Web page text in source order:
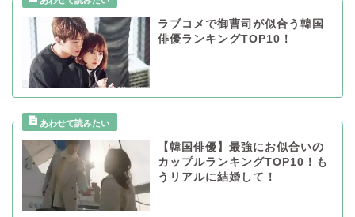
ラブコメで御曹司が似合う韓国
俳優ランキングTOP10！
【韓国俳優】最強にお似合いの
カップルランキングTOP10！も
うリアルに結婚して！